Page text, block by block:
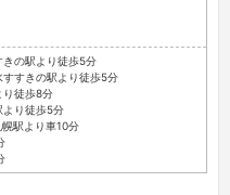
の駅より徒歩5分
すきの駅より徒歩5分
り徒歩8分
り徒歩5分
駅より車10分